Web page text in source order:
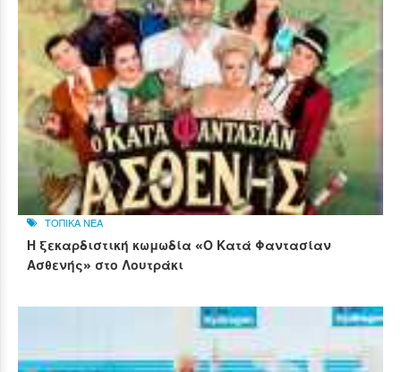
ΤΟΠΙΚΑ ΝΕΑ
Η ξεκαρδιστική κωμωδία «Ο Κατά Φαντασίαν
Ασθενής» στο Λουτράκι